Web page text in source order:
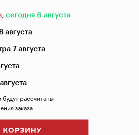
, сегодня 6 августа
августа
7 августа
будут рассчитаны
заказа
КОРЗИНУ